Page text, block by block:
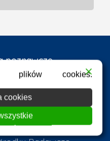
poznawcze,
prof. PK
wymiany masy ze
suszenia fluidalnego,
W latach 1979 - 1986
plików cookies.
cookies